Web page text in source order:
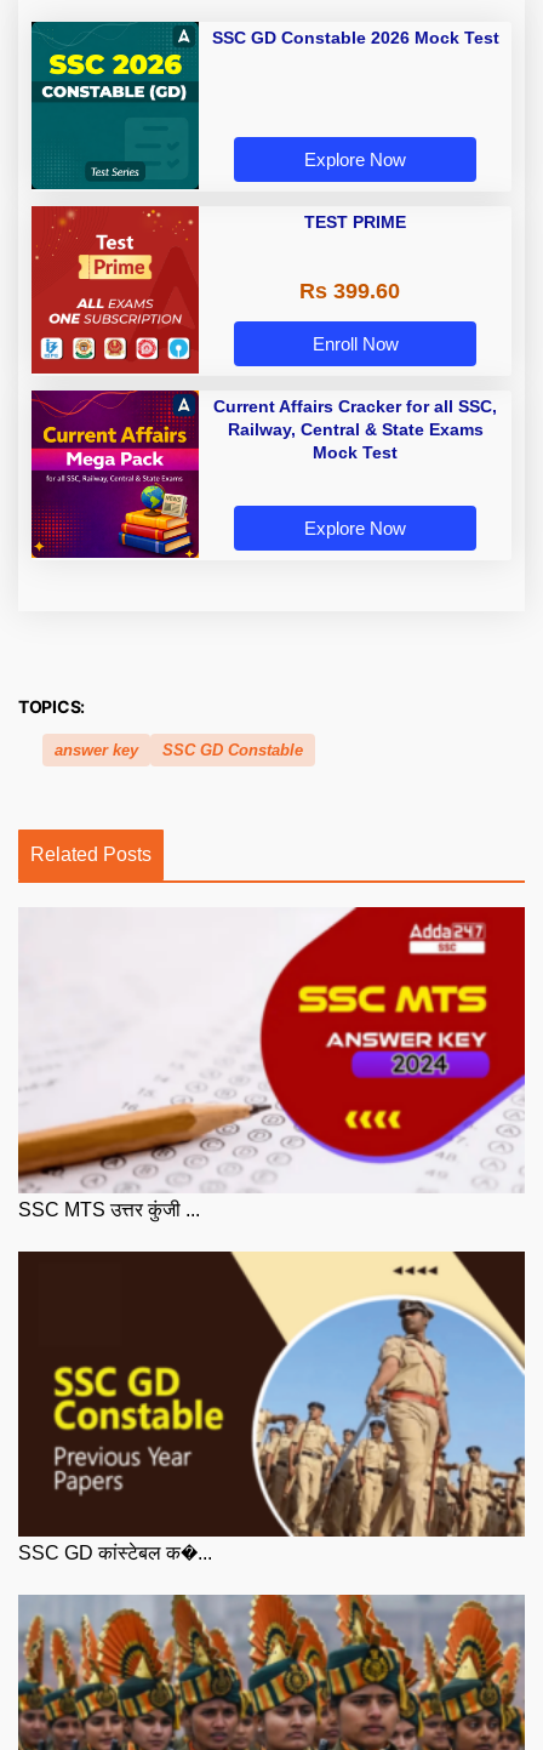
SSC GD Constable 2026 Mock Test
Explore Now
TEST PRIME
Rs 399.60
Enroll Now
Current Affairs Cracker for all SSC,
Railway, Central & State Exams
Mock Test
Explore Now
TOPICS:
answer key SSC GD Constable
Related Posts
SSC MTS उत्तर कुंजी ...
SSC GD कांस्टेबल क�...